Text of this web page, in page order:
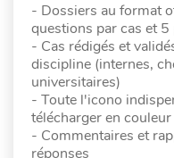
- Dossiers au format
questions par cas et
- Cas rédigés et
discipline (internes,
universitaires)
- Toute l'icono
télécharger en
- Commentaires et
réponses